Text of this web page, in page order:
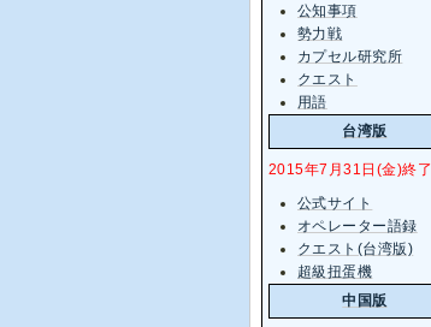
公知事項
勢力戦
カプセル研究所
クエスト
用語
台湾版
2015年7月31日(金)終了
公式サイト
オペレーター語録
クエスト(台湾版)
超級扭蛋機
中国版